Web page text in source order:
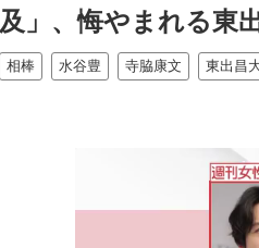
及」、悔やまれる東
相棒 水谷豊 寺脇康文 東出昌